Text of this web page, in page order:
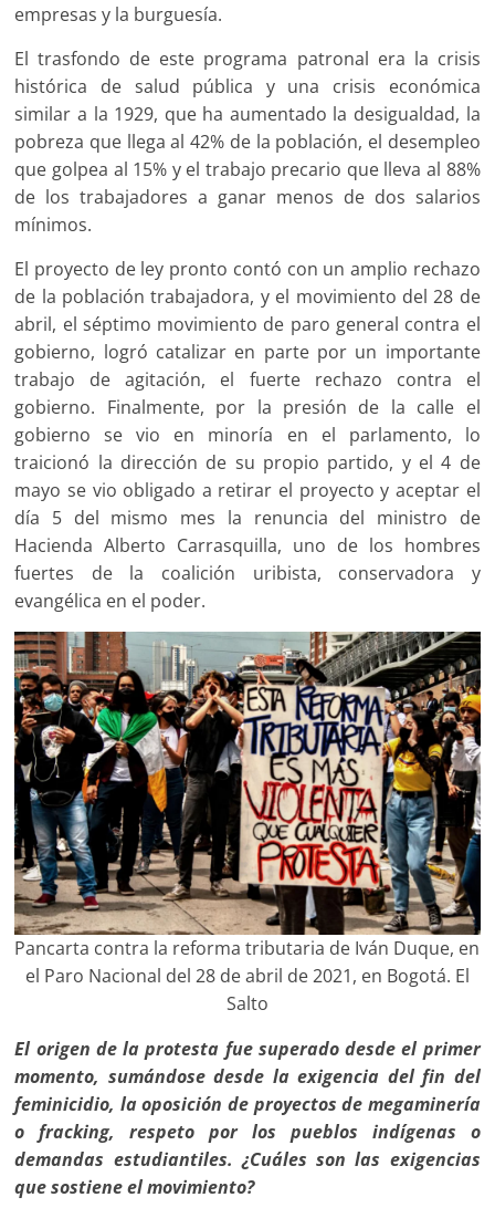
empresas y la burguesía.
El trasfondo de este programa patronal era la crisis
histórica de salud pública y una crisis económica
similar a la 1929, que ha aumentado la desigualdad, la
pobreza que llega al 42% de la población, el desempleo
que golpea al 15% y el trabajo precario que lleva al 88%
de los trabajadores a ganar menos de dos salarios
mínimos.
El proyecto de ley pronto contó con un amplio rechazo
de la población trabajadora, y el movimiento del 28 de
abril, el séptimo movimiento de paro general contra el
gobierno, logró catalizar en parte por un importante
trabajo de agitación, el fuerte rechazo contra el
gobierno. Finalmente, por la presión de la calle el
gobierno se vio en minoría en el parlamento, lo
traicionó la dirección de su propio partido, y el 4 de
mayo se vio obligado a retirar el proyecto y aceptar el
día 5 del mismo mes la renuncia del ministro de
Hacienda Alberto Carrasquilla, uno de los hombres
fuertes de la coalición uribista, conservadora y
evangélica en el poder.
Pancarta contra la reforma tributaria de Iván Duque, en
el Paro Nacional del 28 de abril de 2021, en Bogotá. El
Salto
El origen de la protesta fue superado desde el primer
momento, sumándose desde la exigencia del fin del
feminicidio, la oposición de proyectos de megaminería
o fracking, respeto por los pueblos indígenas o
demandas estudiantiles. ¿Cuáles son las exigencias
que sostiene el movimiento?